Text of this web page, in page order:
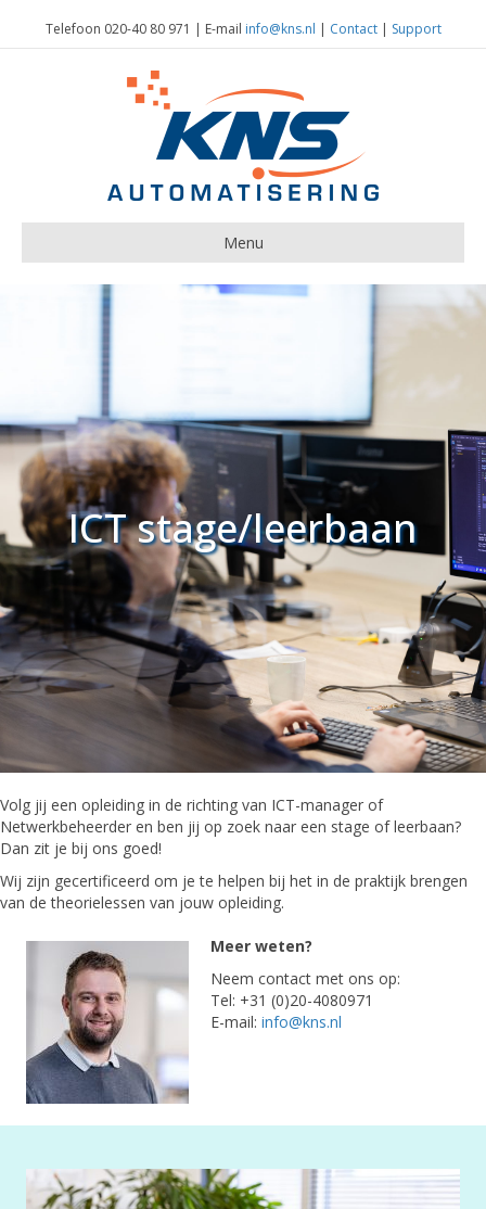
Telefoon 020-40 80 971 | E-mail info@kns.nl | Contact| Support
Menu
ICT stage/leerbaan
Volg jij een opleiding in de richting van ICT-manager of
Netwerkbeheerder en ben jij op zoek naar een stage of leerbaan?
Dan zit je bij ons goed!
Wij zijn gecertificeerd om je te helpen bij het in de praktijk brengen
van de theorielessen van jouw opleiding.
Meer weten?
Neem contact met ons op:
Tel: +31 (0)20-4080971
E-mail: info@kns.nl